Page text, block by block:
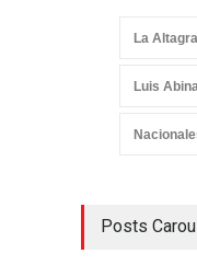
La
Luis
Posts